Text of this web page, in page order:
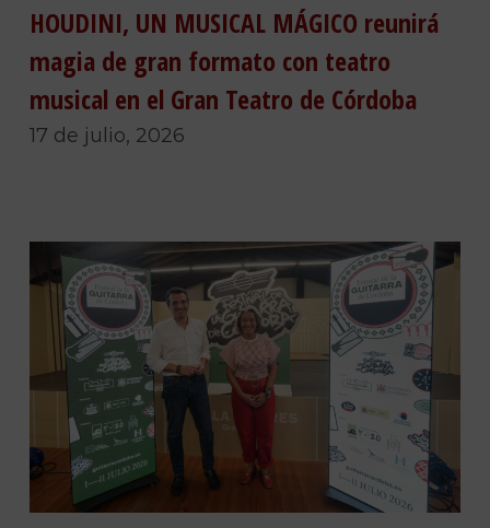
HOUDINI, UN MUSICAL MÁGICO reunirá
magia de gran formato con teatro
musical en el Gran Teatro de Córdoba
17 de julio, 2026